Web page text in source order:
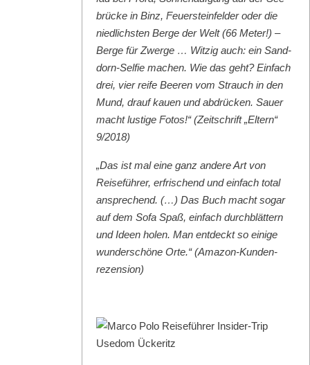
brücke in Binz, Feuer­ste­in­felder oder die
niedlich­sten Berge der Welt (66 Meter!) –
Berge für Zwerge … Witzig auch: ein Sand­
dorn-Self­ie machen. Wie das geht? Ein­fach
drei, vier reife Beeren vom Strauch in den
Mund, drauf kauen und abdrück­en. Sauer
macht lustige Fotos!“ (Zeitschrift „Eltern“
9/2018)
„Das ist mal eine ganz andere Art von
Reise­führer, erfrischend und ein­fach total
ansprechend. (…) Das Buch macht sog­ar
auf dem Sofa Spaß, ein­fach durch­blät­tern
und Ideen holen. Man ent­deckt so einige
wun­der­schöne Orte.“ (Ama­zon-Kun­den­
rezen­sion)